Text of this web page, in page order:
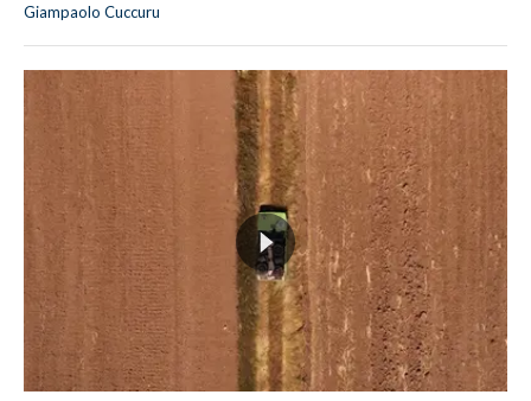
Giampaolo Cuccuru